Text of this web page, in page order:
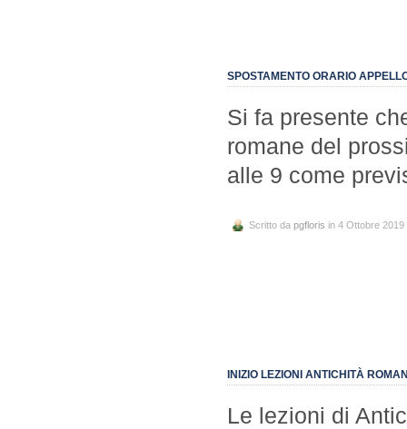
SPOSTAMENTO ORARIO
Si fa presente
romane del
alle 9 come
Scritto da pgfloris in 4 Ottobre 2019
INIZIO LEZIONI ANTICHITÀ
Le lezioni di